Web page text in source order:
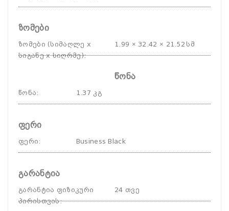
ზომები
ზომები (სიმაღლე x
სიგანე x სიღრმე):
1.99 × 32.42 × 21.52 სმ
წონა
წონა: 1.37 კგ
ფერი
ფერი: Business Black
გარანტია
გარანტია ფიზიკური
პირისთვის:
24 თვე